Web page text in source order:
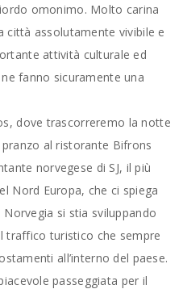
omonimo. Molto carina
città assolutamente vivibile e
attività culturale ed
fanno sicuramente una
dove trascorreremo la notte
al ristorante Bifrons
norvegese di SJ, il più
Nord Europa, che ci spiega
si stia sviluppando
traffico turistico che sempre
all’interno del paese.
passeggiata per il